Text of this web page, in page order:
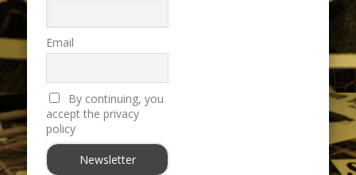
Email
By continuing, you
accept the privacy
policy